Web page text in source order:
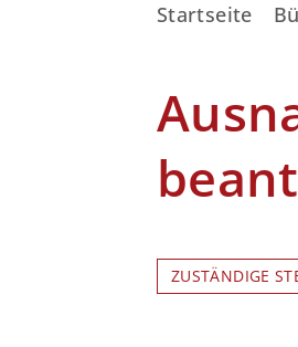
Startseite
ZUSTÄNDIGE